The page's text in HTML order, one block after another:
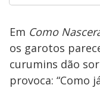
Em Como
os garotos
curumins dão
provoca: “Como